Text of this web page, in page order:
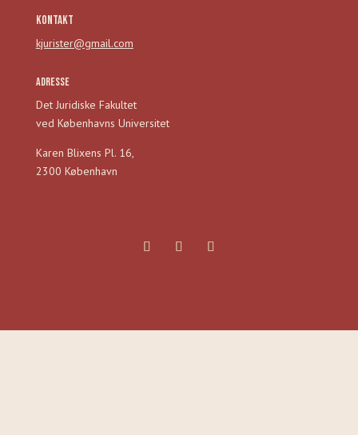
Kontakt
kjurister@gmail.com
Adresse
Det Juridiske Fakultet
ved Københavns Universitet
Karen Blixens Pl. 16,
2300 København